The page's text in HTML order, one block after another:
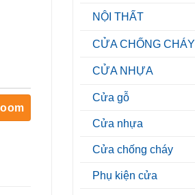
NỘI THẤT
CỬA CHỐNG CHÁY
CỬA NHỰA
Cửa gỗ
Cửa nhựa
Cửa chống cháy
Phụ kiện cửa